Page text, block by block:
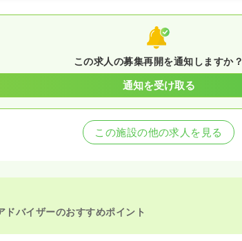
この求人の募集再開を通知しますか？
通知を受け取る
この施設の他の求人を見る
ドバイザーのおすすめポイント